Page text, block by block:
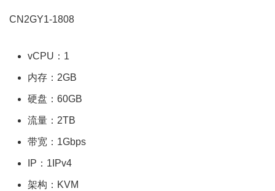
CN2GY1-1808
vCPU：1
内存：2GB
硬盘：60GB
流量：2TB
带宽：1Gbps
IP：1IPv4
架构：KVM